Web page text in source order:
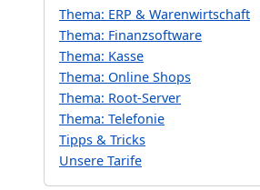
Thema: ERP & Warenwirtschaft
Thema: Finanzsoftware
Thema: Kasse
Thema: Online Shops
Thema: Root-Server
Thema: Telefonie
Tipps & Tricks
Unsere Tarife